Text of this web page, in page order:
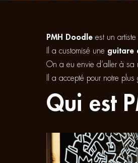
PMH Doodle est un
Il a customisé une guitare
On a eu envie d’aller à sa
Il a accepté pour notre
Qui est